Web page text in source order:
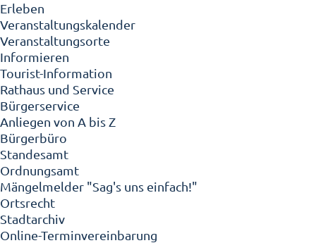
Erleben
Veranstaltungskalender
Veranstaltungsorte
Informieren
Tourist-Information
Rathaus und Service
Bürgerservice
Anliegen von A bis Z
Bürgerbüro
Standesamt
Ordnungsamt
Mängelmelder "Sag's uns einfach!"
Ortsrecht
Stadtarchiv
Online-Terminvereinbarung